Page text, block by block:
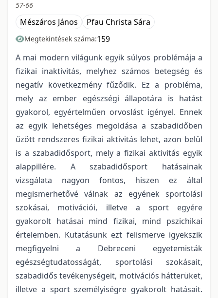
57-66
Mészáros János Pfau Christa Sára
Megtekintések száma:159
A mai modern világunk egyik súlyos problémája a
fizikai inaktivitás, melyhez számos betegség és
negatív következmény fűződik. Ez a probléma,
mely az ember egészségi állapotára is hatást
gyakorol, egyértelműen orvoslást igényel. Ennek
az egyik lehetséges megoldása a szabadidőben
űzött rendszeres fizikai aktivitás lehet, azon belül
is a szabadidősport, mely a fizikai aktivitás egyik
alappillére. A szabadidősport hatásainak
vizsgálata nagyon fontos, hiszen ez által
megismerhetővé válnak az egyének sportolási
szokásai, motivációi, illetve a sport egyére
gyakorolt hatásai mind fizikai, mind pszichikai
értelemben. Kutatásunk ezt felismerve igyekszik
megfigyelni a Debreceni egyetemisták
egészségtudatosságát, sportolási szokásait,
szabadidős tevékenységeit, motivációs hátterüket,
illetve a sport személyiségre gyakorolt hatásait.